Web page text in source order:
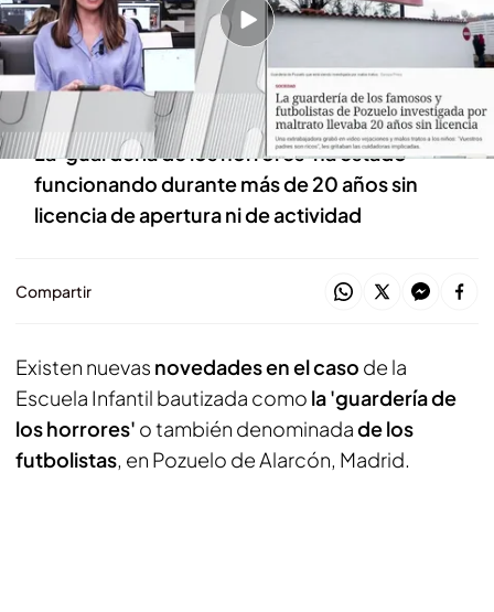
Nuevo caso de maltrato infantil en una
guardería de Pozuelo a la que acuden los hijos
de Álvaro Morata y Antoine Griezmann
La 'guardería de los horrores' ha estado
funcionando durante más de 20 años sin
licencia de apertura ni de actividad
Compartir
Existen nuevas novedades en el caso de la
Escuela Infantil bautizada como la 'guardería de
los horrores' o también denominadade los
futbolistas, en Pozuelo de Alarcón, Madrid.